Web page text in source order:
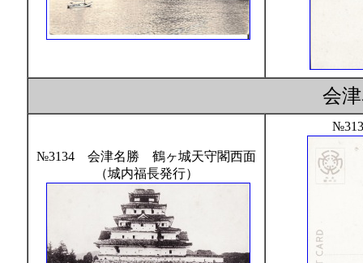
会
№3134 会津名勝 鶴ヶ城天守閣西面
（城内福長発行）